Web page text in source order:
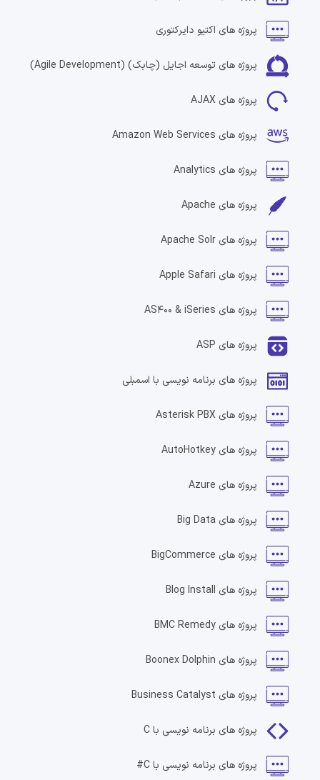
پروژه های اکتیو دایرکتوری
پروژه های توسعه اجایل (چابک) (Agile Development)
پروژه های AJAX
پروژه های Amazon Web Services
پروژه های Analytics
پروژه های Apache
پروژه های Apache Solr
پروژه های Apple Safari
پروژه های AS400 & iSeries
پروژه های ASP
پروژه های برنامه نویسی با اسمبلی
پروژه های Asterisk PBX
پروژه های AutoHotkey
پروژه های Azure
پروژه های Big Data
پروژه های BigCommerce
پروژه های Blog Install
پروژه های BMC Remedy
پروژه های Boonex Dolphin
پروژه های Business Catalyst
پروژه های برنامه نویسی با C
پروژه های برنامه نویسی با C#